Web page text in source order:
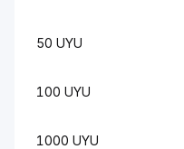
50 UYU
100 UYU
1000 UYU